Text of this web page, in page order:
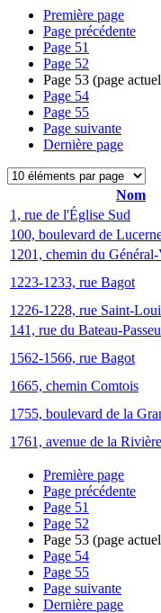
Première page
Page précédente
Page 51
Page 52
Page 53 (page
Page 54
Page 55
Page suivante
Dernière page
Nom
1, rue de l'Église Sud
100, boulevard de
1201, chemin du
1223-1233, rue Bagot
1226-1228, rue Saint-
141, rue du Bateau-
1562-1566, rue Bagot
1665, chemin Comtois
1755, boulevard de la
1761, avenue de la
Première page
Page précédente
Page 51
Page 52
Page 53 (page
Page 54
Page 55
Page suivante
Dernière page